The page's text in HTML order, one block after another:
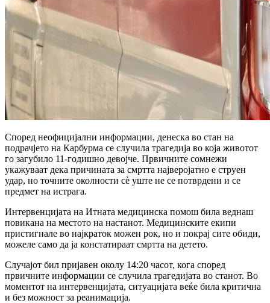
Според неофицијални информации, денеска во стан на
подрачјето на Карбурма се случила трагедија во која животот
го загубило 11-годишно девојче. Првичните сомнежи
укажуваат дека причината за смртта најверојатно е струен
удар, но точните околности сè уште не се потврдени и се
предмет на истрага.
Интервенцијата на Итната медицинска помош била веднаш
повикана на местото на настанот. Медицинските екипи
пристигнале во најкраток можен рок, но и покрај сите обиди,
можеле само да ја констатираат смртта на детето.
Случајот бил пријавен околу 14:20 часот, кога според
првичните информации се случила трагедијата во станот. Во
моментот на интервенцијата, ситуацијата веќе била критична
и без можност за реанимација.